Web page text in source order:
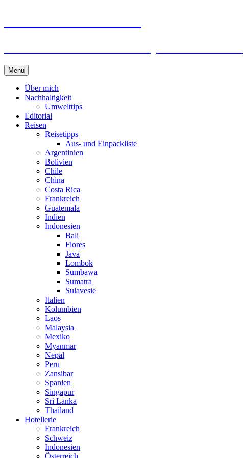
Menü Springe
zum
Inhalt
Über mich
Nachhaltigkeit
Umwelttips
Editorial
Reisen
Reisetipps
Aus- und Einpackliste
Argentinien
Bolivien
Chile
China
Costa Rica
Frankreich
Guatemala
Indien
Indonesien
Bali
Flores
Java
Lombok
Sumbawa
Sumatra
Sulavesie
Italien
Kolumbien
Laos
Malaysia
Mexiko
Myanmar
Nepal
Peru
Zansibar
Spanien
Singapur
Sri Lanka
Thailand
Hotellerie
Frankreich
Schweiz
Indonesien
Österreich